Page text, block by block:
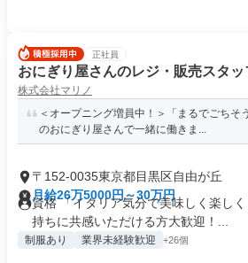
正社員
おにぎり屋さんのレジ・販売スタッ
株式会社マリノ
＜オープニング増員中！＞「まるでごちそ
のおにぎり屋さんで一緒に働きま...
〒152-0035東京都目黒区自由が丘
月給26万5000円～30万円
資格 「イタリア気分で美味しく楽し
持ちに共感いただける方大歓迎！...
制服あり 業界未経験歓迎 +26個